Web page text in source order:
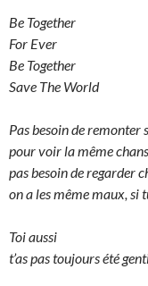
Be Together
For Ever
Be Together
Save The World
Pas besoin de remonter
pour voir la même
pas besoin de regarder
on a les même maux, si
Toi aussi
t’as pas toujours été